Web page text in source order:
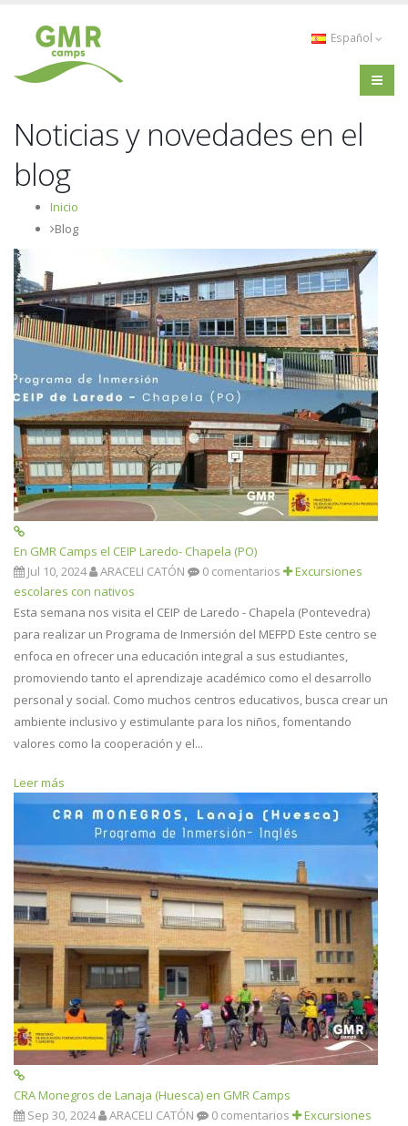
Español
Noticias y novedades en el
blog
Inicio
Blog
En GMR Camps el CEIP Laredo- Chapela (PO)
Jul 10, 2024
ARACELI CATÓN 0 comentarios
Excursiones
escolares con nativos
Esta semana nos visita el CEIP de Laredo - Chapela (Pontevedra)
para realizar un Programa de Inmersión del MEFPD Este centro se
enfoca en ofrecer una educación integral a sus estudiantes,
promoviendo tanto el aprendizaje académico como el desarrollo
personal y social. Como muchos centros educativos, busca crear un
ambiente inclusivo y estimulante para los niños, fomentando
valores como la cooperación y el...
Leer más
CRA Monegros de Lanaja (Huesca) en GMR Camps
Sep 30, 2024
ARACELI CATÓN 0 comentarios
Excursiones